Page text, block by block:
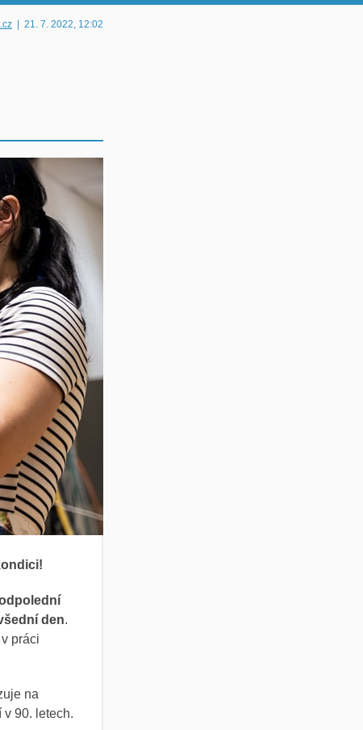
21. 7. 2022, 12:02
den.
práci
na
90. letech.